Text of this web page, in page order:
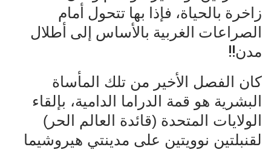
زاخرة بالحياة، فإذا بها تتحول أمام
الصراعات الغربية بالأساس إلى أطلال
مدن!!
كان الفصل الأخير من تلك المأساة
البشرية هو قمة الدراما الدامية، بإلقاء
الولايات المتحدة (قائدة العالم الحر)
لقنبلتين نوويتين على مدينتي هيروشيما